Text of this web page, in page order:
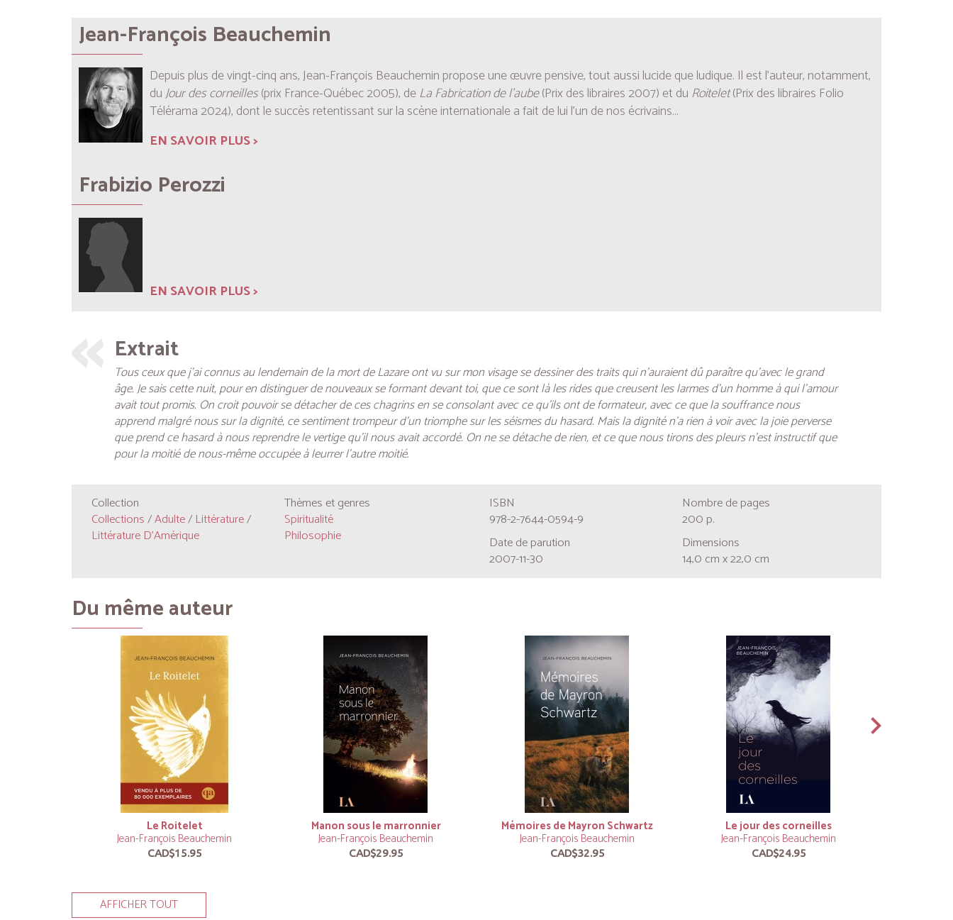
Jean-François Beauchemin
Depuis plus de vingt-cinq ans, Jean-François Beauchemin propose une œuvre pensive, tout aussi lucide que ludique. Il est l’auteur, notamment,
duJour descorneilles(prix France-Québec 2005), de La Fabrication de l’aube(Prix des libraires 2007) et du Roitelet(Prix des libraires Folio
Télérama 2024), dont le succès retentissant sur la scène internationale a fait de lui l’un de nos écrivains...
EN SAVOIR PLUS >
Frabizio Perozzi
EN SAVOIR PLUS >
Extrait
Tous ceux que j’ai connus au lendemain de la mort de Lazare ont vu sur mon visage se dessiner des traits qui n’auraient dû paraître qu’avec le grand
âge. Je sais cette nuit, pour en distinguer de nouveaux se formant devant toi, que ce sont là les rides que creusent les larmes d’un homme à qui l’amour
avait tout promis. On croit pouvoir se détacher de ces chagrins en se consolant avec ce qu’ils ont de formateur, avec ce que la souffrance nous
apprend malgré nous sur la dignité, ce sentiment trompeur d’un triomphe sur les séismes du hasard. Mais la dignité n’a rien à voir avec la joie perverse
que prend ce hasard à nous reprendre le vertige qu’il nous avait accordé. On ne se détache de rien, et ce que nous tirons des pleurs n’est instructif que
pour la moitié de nous-même occupée à leurrer l’autre moitié.
Collection
Collections/Adulte/ Littérature/
Littérature D'Amérique
Thèmes et genres
Spiritualité
Philosophie
ISBN
978-2-7644-0594-9
Date de parution
2007-11-30
Nombre de pages
200 p.
Dimensions
14,0 cm x 22,0 cm
Du même auteur
Le Roitelet
Jean-François Beauchemin
CAD$15.95
Manon sous le marronnier
Jean-François Beauchemin
CAD$29.95
Mémoires de Mayron Schwartz
Jean-François Beauchemin
CAD$32.95
Le jour des corneilles
Jean-François Beauchemin
CAD$24.95
AFFICHER TOUT